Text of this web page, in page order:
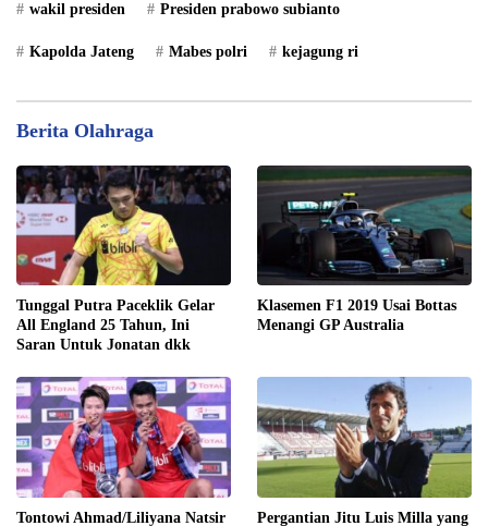
wakil presiden Presiden prabowo subianto
Kapolda Jateng Mabes polri kejagung ri
Berita Olahraga
Tunggal Putra Paceklik Gelar
All England 25 Tahun, Ini
Saran Untuk Jonatan dkk
Klasemen F1 2019 Usai Bottas
Menangi GP Australia
Tontowi Ahmad/Liliyana Natsir
Pergantian Jitu Luis Milla yang